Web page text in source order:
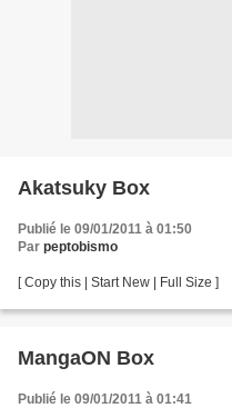
Akatsuky Box
Publié le 09/01/2011 à 01:50
Par peptobismo
[ Copy this | Start New | Full Size ]
MangaON Box
Publié le 09/01/2011 à 01:41